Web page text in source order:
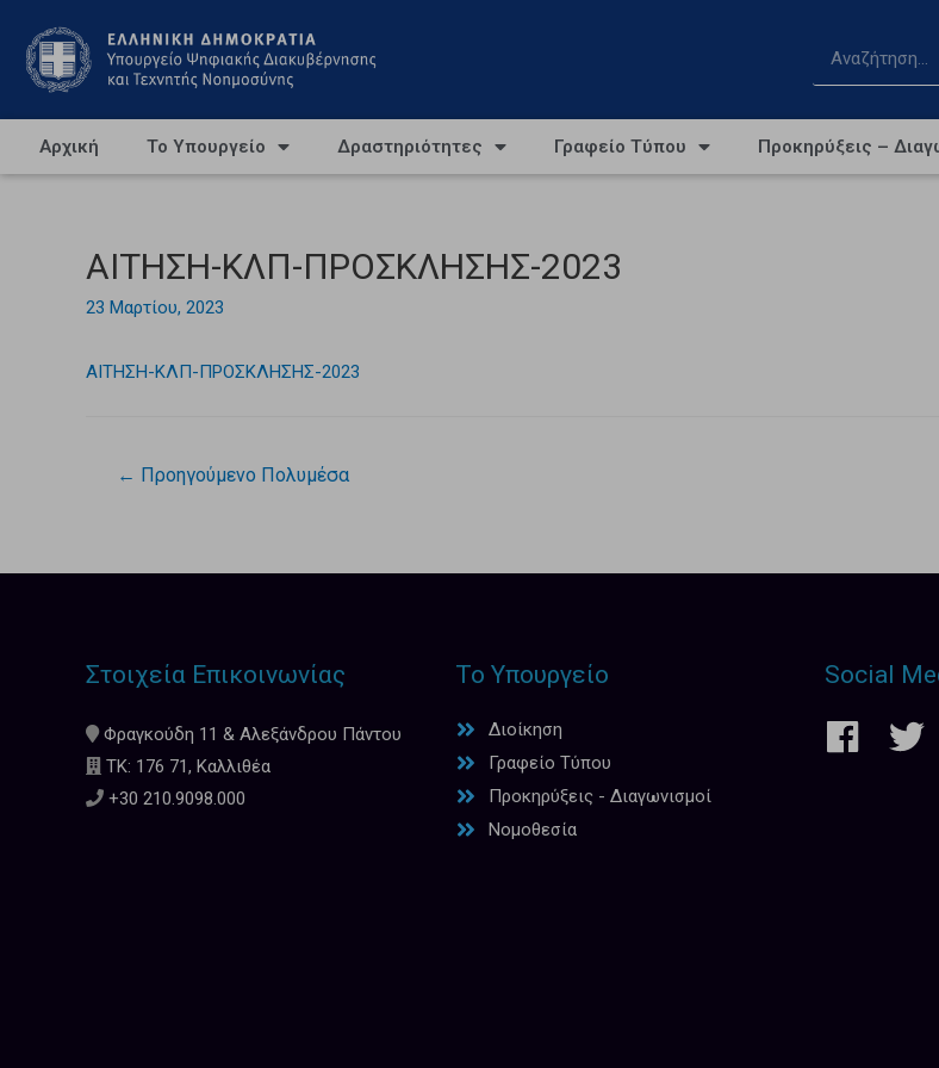
Αρχική Το Υπουργείο Δραστηριότητες Γραφείο Τύπου Προκηρύξεις –
ΑΙΤΗΣΗ-ΚΛΠ-ΠΡΟΣΚΛΗΣΗΣ-2023
23 Μαρτίου, 2023
ΑΙΤΗΣΗ-ΚΛΠ-ΠΡΟΣΚΛΗΣΗΣ-2023
← Προηγούμενο Πολυμέσα
Στοιχεία Επικοινωνίας
Φραγκούδη 11 & Αλεξάνδρου Πάντου
ΤΚ: 176 71, Καλλιθέα
+30 210.9098.000
Το Υπουργείο
Διοίκηση
Γραφείο Τύπου
Προκηρύξεις - Διαγωνισμοί
Νομοθεσία
Social